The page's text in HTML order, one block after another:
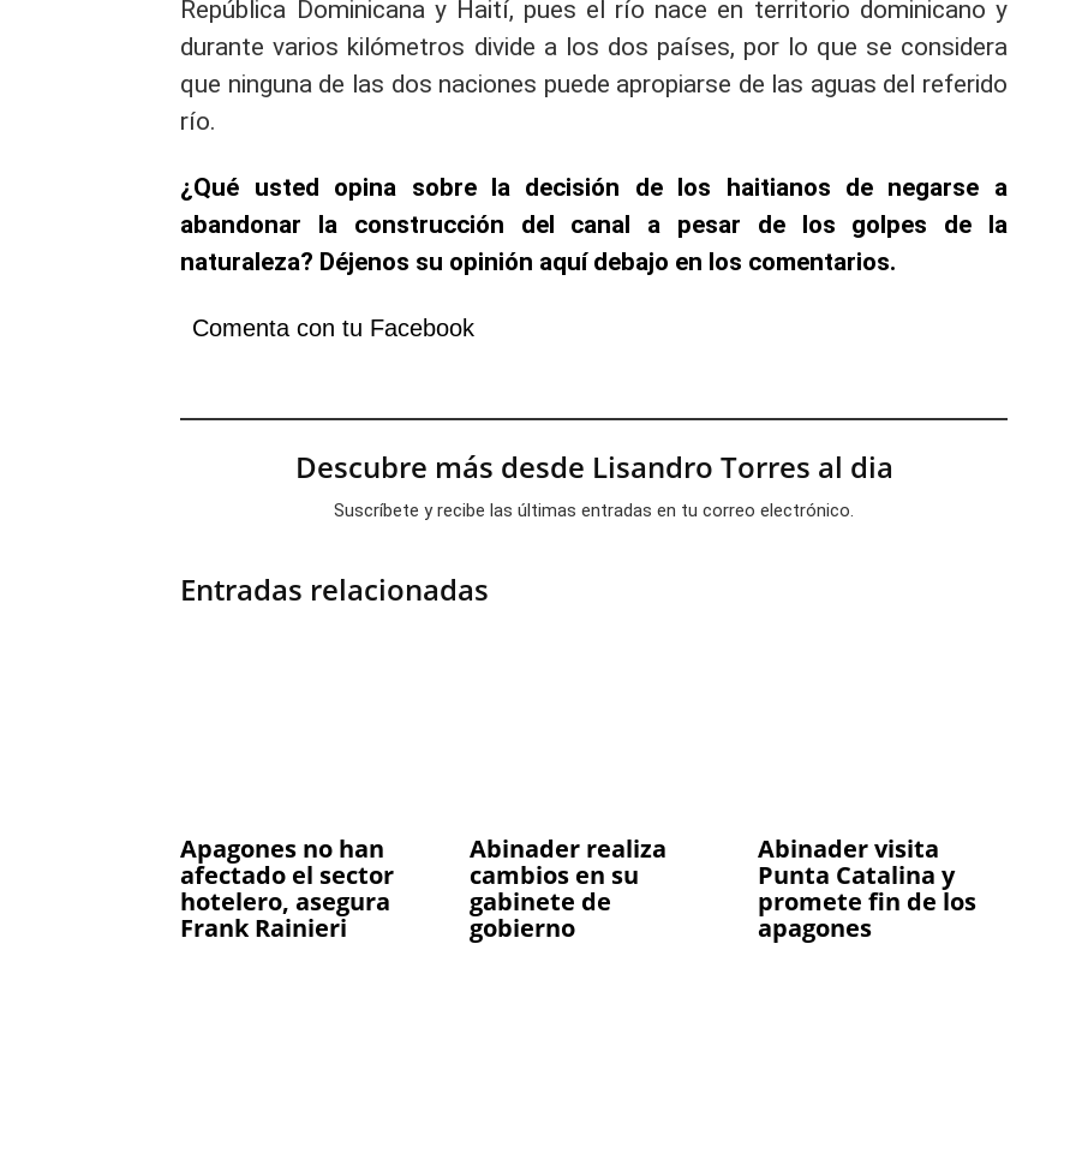
República Dominicana y Haití, pues el río nace en territorio dominicano y
durante varios kilómetros divide a los dos países, por lo que se considera
que ninguna de las dos naciones puede apropiarse de las aguas del referido
río.
¿Qué usted opina sobre la decisión de los haitianos de negarse a
abandonar la construcción del canal a pesar de los golpes de la
naturaleza? Déjenos su opinión aquí debajo en los comentarios.
Comenta con tu Facebook
Descubre más desde Lisandro Torres al dia
Suscríbete y recibe las últimas entradas en tu correo electrónico.
Entradas relacionadas
Apagones no han
afectado el sector
hotelero, asegura
Frank Rainieri
Abinader realiza
cambios en su
gabinete de
gobierno
Abinader visita
Punta Catalina y
promete fin de los
apagones